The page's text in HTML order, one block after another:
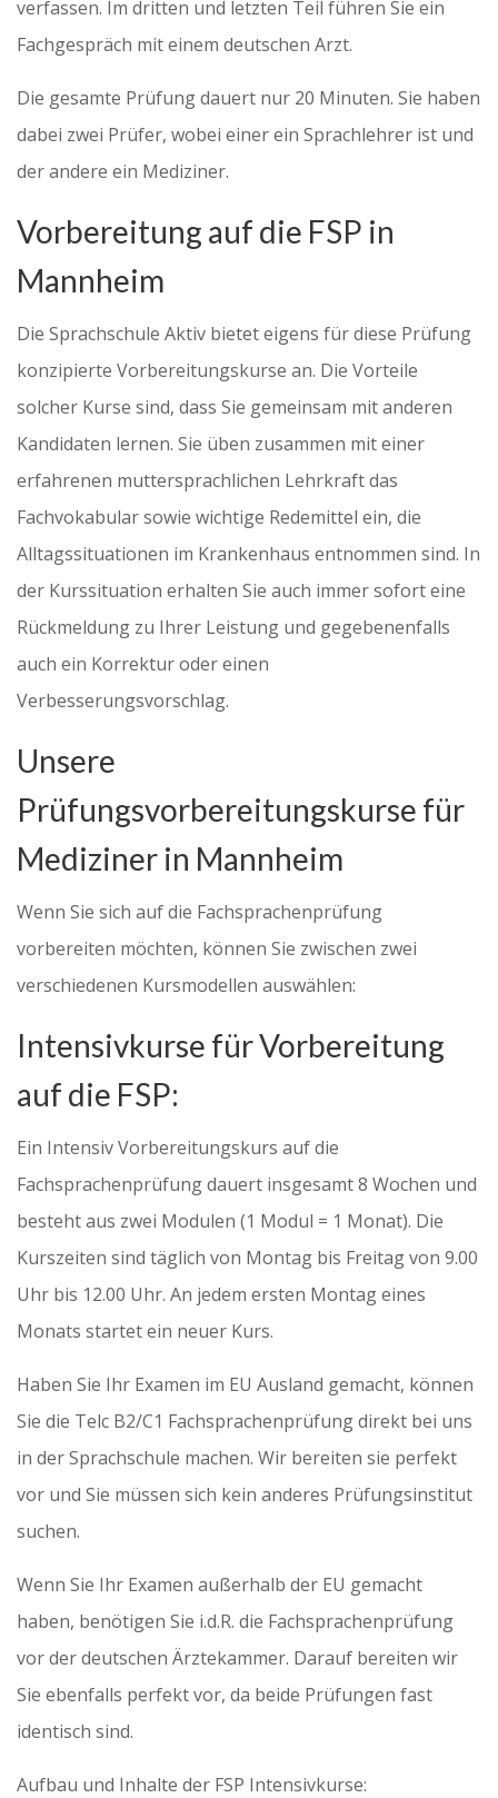
verfassen. Im dritten und letzten Teil führen Sie ein
Fachgespräch mit einem deutschen Arzt.
Die gesamte Prüfung dauert nur 20 Minuten. Sie haben
dabei zwei Prüfer, wobei einer ein Sprachlehrer ist und
der andere ein Mediziner.
Vorbereitung auf die FSP in
Mannheim
Die Sprachschule Aktiv bietet eigens für diese Prüfung
konzipierte Vorbereitungskurse an. Die Vorteile
solcher Kurse sind, dass Sie gemeinsam mit anderen
Kandidaten lernen. Sie üben zusammen mit einer
erfahrenen muttersprachlichen Lehrkraft das
Fachvokabular sowie wichtige Redemittel ein, die
Alltagssituationen im Krankenhaus entnommen sind. In
der Kurssituation erhalten Sie auch immer sofort eine
Rückmeldung zu Ihrer Leistung und gegebenenfalls
auch ein Korrektur oder einen
Verbesserungsvorschlag.
Unsere
Prüfungsvorbereitungskurse für
Mediziner in Mannheim
Wenn Sie sich auf die Fachsprachenprüfung
vorbereiten möchten, können Sie zwischen zwei
verschiedenen Kursmodellen auswählen:
Intensivkurse für Vorbereitung
auf die FSP:
Ein Intensiv Vorbereitungskurs auf die
Fachsprachenprüfung dauert insgesamt 8 Wochen und
besteht aus zwei Modulen (1 Modul = 1 Monat). Die
Kurszeiten sind täglich von Montag bis Freitag von 9.00
Uhr bis 12.00 Uhr. An jedem ersten Montag eines
Monats startet ein neuer Kurs.
Haben Sie Ihr Examen im EU Ausland gemacht, können
Sie die Telc B2/C1 Fachsprachenprüfung direkt bei uns
in der Sprachschule machen. Wir bereiten sie perfekt
vor und Sie müssen sich kein anderes Prüfungsinstitut
suchen.
Wenn Sie Ihr Examen außerhalb der EU gemacht
haben, benötigen Sie i.d.R. die Fachsprachenprüfung
vor der deutschen Ärztekammer. Darauf bereiten wir
Sie ebenfalls perfekt vor, da beide Prüfungen fast
identisch sind.
Aufbau und Inhalte der FSP Intensivkurse: